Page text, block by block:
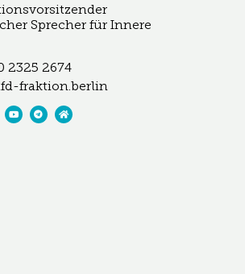
Sprecher für Innere
2325 2674
fraktion.berlin